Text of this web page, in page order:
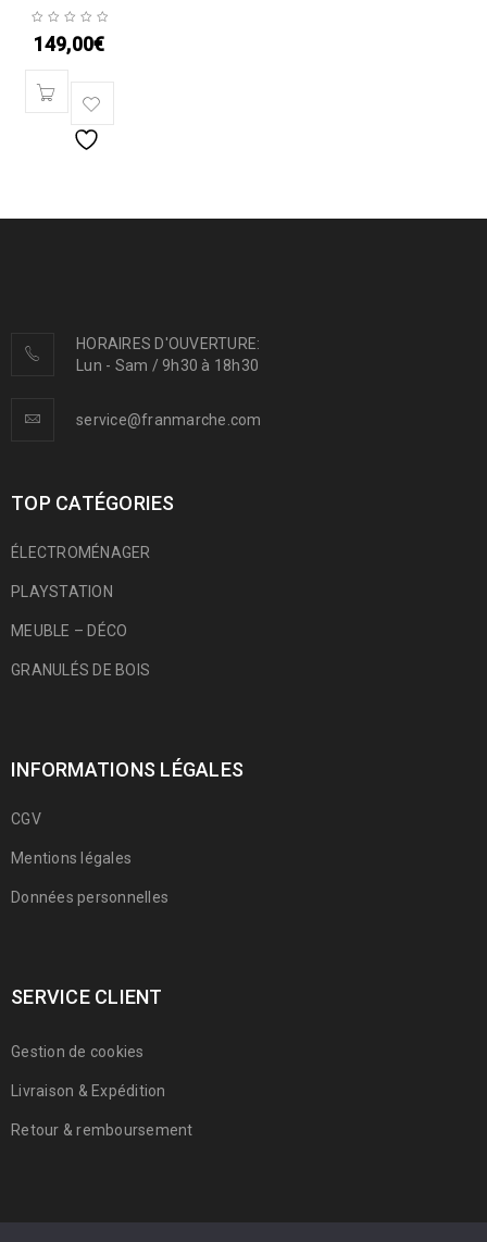
149,00€
HORAIRES D'OUVERTURE:
Lun - Sam / 9h30 à 18h30
service@franmarche.com
TOP CATÉGORIES
ÉLECTROMÉNAGER
PLAYSTATION
MEUBLE – DÉCO
GRANULÉS DE BOIS
INFORMATIONS LÉGALES
CGV
Mentions légales
Données personnelles
SERVICE CLIENT
Gestion de cookies
Livraison & Expédition
Retour & remboursement